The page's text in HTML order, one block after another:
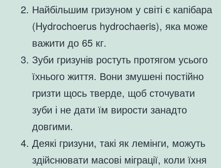
Найбільшим гризуном у світі є капібара
(Hydrochoerus hydrochaeris), яка може
важити до 65 кг.
Зуби гризунів ростуть протягом усього
їхнього життя. Вони змушені постійно
гризти щось тверде, щоб сточувати
зуби і не дати їм вирости занадто
довгими.
Деякі гризуни, такі як лемінги, можуть
здійснювати масові міграції, коли їхня